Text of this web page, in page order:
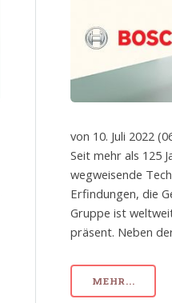
von 10. Juli 2022
Seit mehr als 125
wegweisende
Erfindungen, die
Gruppe ist
präsent. Neben
MEHR...